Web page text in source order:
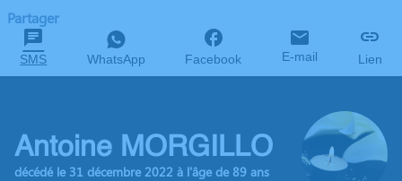
Partager
SMS WhatsApp Facebook E-mail Lien
Antoine MORGILLO
décédé le 31 décembre 2022 à l'âge de 89 ans